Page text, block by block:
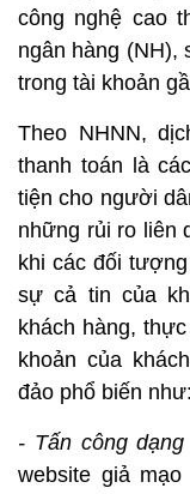
công nghệ cao
ngân hàng (NH),
trong tài khoản
Theo NHNN,
thanh toán là
tiện cho người
những rủi ro liên
khi các đối
sự cả tin của
khách hàng,
khoản của
đảo phổ biến như:
- Tấn công dạng
website giả